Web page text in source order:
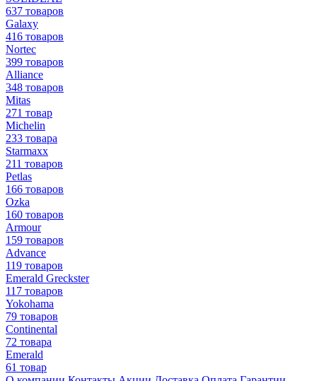
637 товаров
Galaxy
416 товаров
Nortec
399 товаров
Alliance
348 товаров
Mitas
271 товар
Michelin
233 товара
Starmaxx
211 товаров
Petlas
166 товаров
Ozka
160 товаров
Armour
159 товаров
Advance
119 товаров
Emerald Greckster
117 товаров
Yokohama
79 товаров
Continental
72 товара
Emerald
61 товар